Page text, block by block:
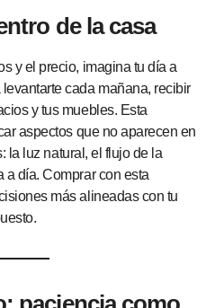
de la casa
y el precio, imagina tu día a
cada mañana, recibir
y tus muebles. Esta
aspectos que no aparecen en
la luz natural, el flujo de la
a día. Comprar con esta
más alineadas con tu